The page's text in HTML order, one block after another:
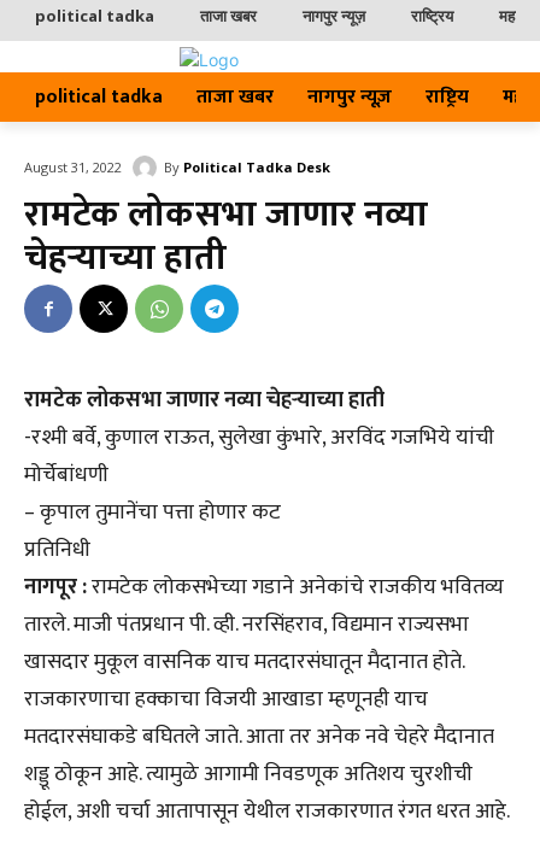
political tadka ताजा खबर नागपुर न्यूज़ राष्ट्रिय
political tadka ताजा खबर नागपुर न्यूज़ राष्ट्रिय
August 31, 2022 By Political Tadka Desk
रामटेक लोकसभा जाणार नव्या
चेहऱ्याच्या हाती
रामटेक लोकसभा जाणार नव्या चेहऱ्याच्या हाती
-रश्मी बर्वे, कुणाल राऊत, सुलेखा कुंभारे, अरविंद गजभिये यांची
मोर्चेबांधणी
– कृपाल तुमानेंचा पत्ता होणार कट
प्रतिनिधी
नागपूर :रामटेक लोकसभेच्या गडाने अनेकांचे राजकीय भवितव्य
तारले. माजी पंतप्रधान पी. व्ही. नरसिंहराव, विद्यमान राज्यसभा
खासदार मुकूल वासनिक याच मतदारसंघातून मैदानात होते.
राजकारणाचा हक्काचा विजयी आखाडा म्हणूनही याच
मतदारसंघाकडे बघितले जाते. आता तर अनेक नवे चेहरे मैदानात
शड्डू ठोकून आहे. त्यामुळे आगामी निवडणूक अतिशय चुरशीची
होईल, अशी चर्चा आतापासून येथील राजकारणात रंगत धरत आहे.